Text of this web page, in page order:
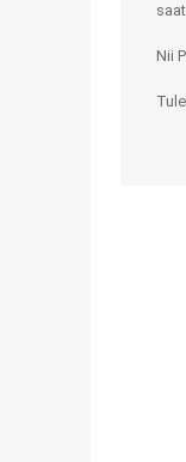
Lisatarvikud
Nii